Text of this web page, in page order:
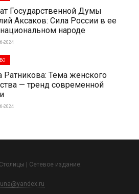
Государственной Думы
Аксаков: Сила России в ее
народе
2024
Ратникова: Тема женского
— тренд современной
2024
| Сетевое издание.